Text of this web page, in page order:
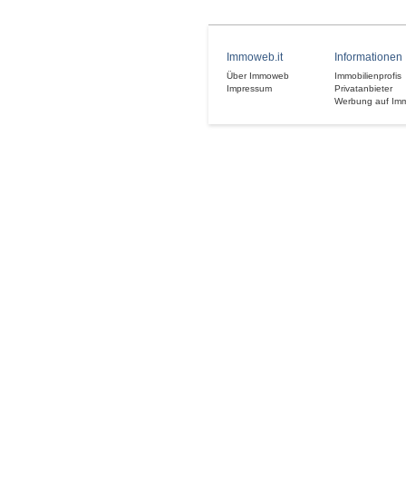
Immoweb.it
Über Immoweb
Impressum
Informationen
Immobilienprofis
Privatanbieter
Werbung auf